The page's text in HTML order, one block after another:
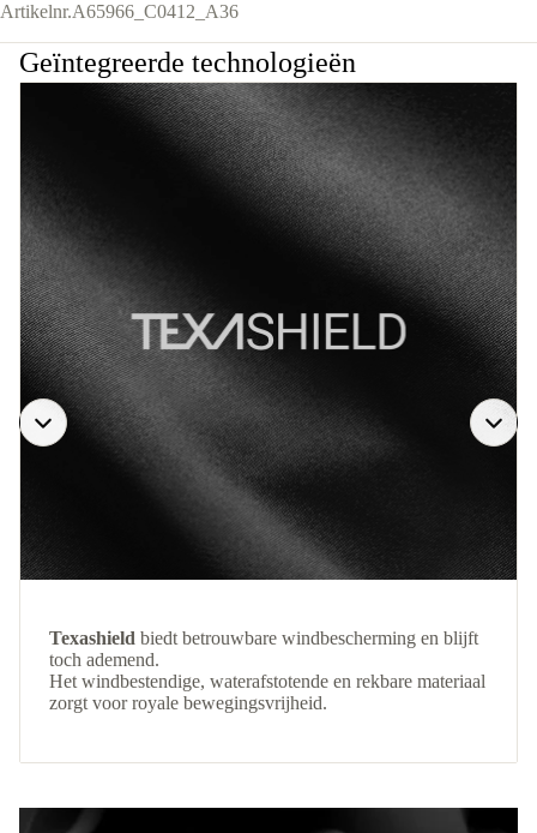
Artikelnr.A65966_C0412_A36
Geïntegreerde technologieën
Texashield biedt betrouwbare windbescherming en blijft
toch ademend.
Het windbestendige, waterafstotende en rekbare materiaal
zorgt voor royale bewegingsvrijheid.